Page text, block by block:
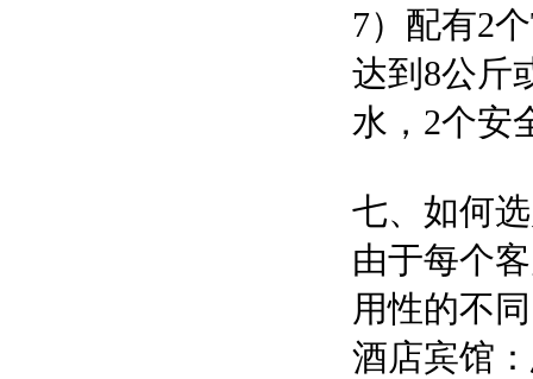
7）配有2
达到8公斤
水，2个安
七、如何
由于每个
用性的不
酒店宾馆